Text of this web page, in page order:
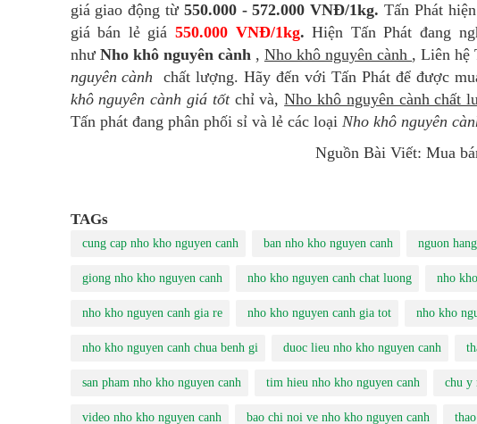
giá giao động từ 550.000 - 572.000 VNĐ/1kg. Tấn Phát
giá bán lẻ giá 550.000 VNĐ/1kg. Hiện Tấn Phát đang
nhưNho khô nguyên cành , Nho khô nguyên cành , Liên hệ
nguyên cành
chất lượng. Hãy đến với Tấn Phát để được
khô nguyên cành giá tốtchỉ và,Nho khô nguyên cành chất
Tấn phát đang phân phối sỉ và lẻ các loại Nho khô nguyên
Nguồn Bài Viết: Mua
TAGs
cung cap nho kho nguyen canh ban nho kho nguyen canh nguon
giong nho kho nguyen canh nho kho nguyen canh chat luong nho
nho kho nguyen canh gia re nho kho nguyen canh gia tot nho kho
nho kho nguyen canh chua benh gi duoc lieu nho kho nguyen canh
san pham nho kho nguyen canh tim hieu nho kho nguyen canh chu y
video nho kho nguyen canh bao chi noi ve nho kho nguyen canh